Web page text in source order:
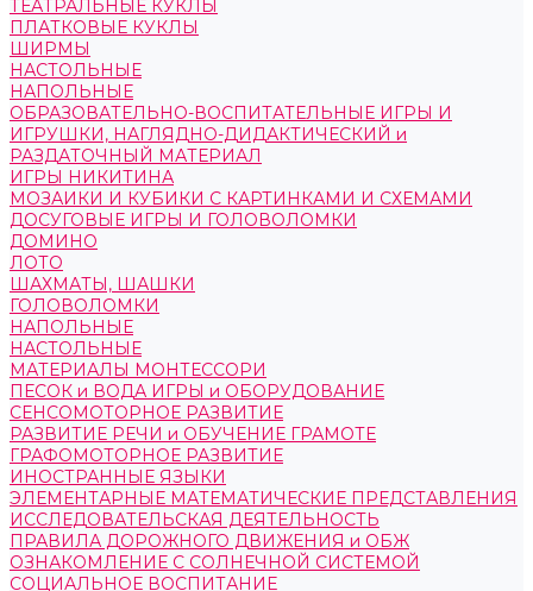
ТЕАТРАЛЬНЫЕ КУКЛЫ
ПЛАТКОВЫЕ КУКЛЫ
ШИРМЫ
НАСТОЛЬНЫЕ
НАПОЛЬНЫЕ
ОБРАЗОВАТЕЛЬНО-ВОСПИТАТЕЛЬНЫЕ ИГРЫ И
ИГРУШКИ, НАГЛЯДНО-ДИДАКТИЧЕСКИЙ и
РАЗДАТОЧНЫЙ МАТЕРИАЛ
ИГРЫ НИКИТИНА
МОЗАИКИ И КУБИКИ С КАРТИНКАМИ И СХЕМАМИ
ДОСУГОВЫЕ ИГРЫ И ГОЛОВОЛОМКИ
ДОМИНО
ЛОТО
ШАХМАТЫ, ШАШКИ
ГОЛОВОЛОМКИ
НАПОЛЬНЫЕ
НАСТОЛЬНЫЕ
МАТЕРИАЛЫ МОНТЕССОРИ
ПЕСОК и ВОДА ИГРЫ и ОБОРУДОВАНИЕ
СЕНСОМОТОРНОЕ РАЗВИТИЕ
РАЗВИТИЕ РЕЧИ и ОБУЧЕНИЕ ГРАМОТЕ
ГРАФОМОТОРНОЕ РАЗВИТИЕ
ИНОСТРАННЫЕ ЯЗЫКИ
ЭЛЕМЕНТАРНЫЕ МАТЕМАТИЧЕСКИЕ ПРЕДСТАВЛЕНИЯ
ИССЛЕДОВАТЕЛЬСКАЯ ДЕЯТЕЛЬНОСТЬ
ПРАВИЛА ДОРОЖНОГО ДВИЖЕНИЯ и ОБЖ
ОЗНАКОМЛЕНИЕ С СОЛНЕЧНОЙ СИСТЕМОЙ
СОЦИАЛЬНОЕ ВОСПИТАНИЕ